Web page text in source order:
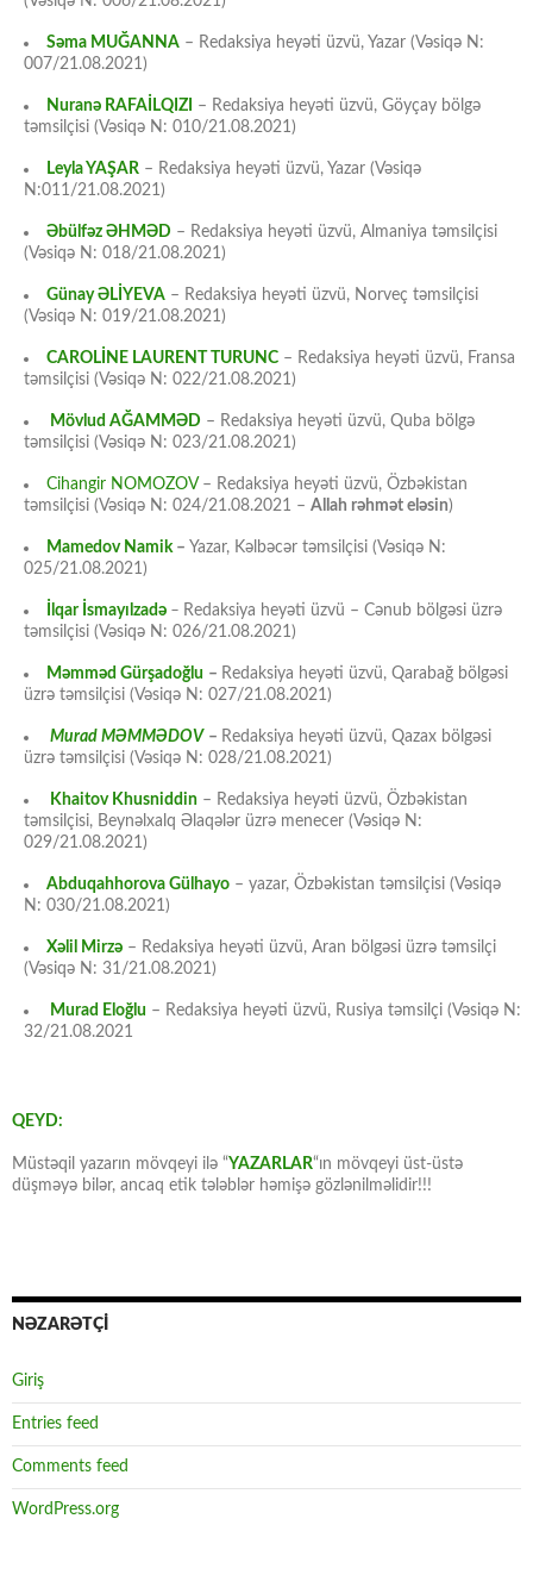
Səma MUĞANNA – Redaksiya heyəti üzvü, Yazar (Vəsiqə N:
007/21.08.2021)
Nuranə RAFAİLQIZI
– Redaksiya heyəti üzvü, Göyçay bölgə
təmsilçisi (Vəsiqə N: 010/21.08.2021)
Leyla YAŞAR – Redaksiya heyəti üzvü, Yazar (Vəsiqə
N:011/21.08.2021)
Əbülfəz ƏHMƏD – Redaksiya heyəti üzvü, Almaniya təmsilçisi
(Vəsiqə N: 018/21.08.2021)
Günay ƏLİYEVA – Redaksiya heyəti üzvü, Norveç təmsilçisi
(Vəsiqə N: 019/21.08.2021)
CAROLİNE LAURENT TURUNC – Redaksiya heyəti üzvü, Fransa
təmsilçisi (Vəsiqə N: 022/21.08.2021)
Mövlud AĞAMMƏD – Redaksiya heyəti üzvü, Quba bölgə
təmsilçisi (Vəsiqə N: 023/21.08.2021)
Cihangir NOMOZOV– Redaksiya heyəti üzvü, Özbəkistan
təmsilçisi (Vəsiqə N: 024/21.08.2021 – Allah rəhmət eləsin)
Mamedov Namik– Yazar, Kəlbəcər təmsilçisi (Vəsiqə N:
025/21.08.2021)
İlqar İsmayılzadə – Redaksiya heyəti üzvü – Cənub bölgəsi üzrə
təmsilçisi (Vəsiqə N: 026/21.08.2021)
Məmməd Gürşadoğlu – Redaksiya heyəti üzvü, Qarabağ bölgəsi
üzrə təmsilçisi (Vəsiqə N: 027/21.08.2021)
Murad MƏMMƏDOV – Redaksiya heyəti üzvü, Qazax bölgəsi
üzrə təmsilçisi (Vəsiqə N: 028/21.08.2021)
Khaitov Khusniddin – Redaksiya heyəti üzvü, Özbəkistan
təmsilçisi, Beynəlxalq Əlaqələr üzrə menecer (Vəsiqə N:
029/21.08.2021)
Abduqahhorova Gülhayo – yazar, Özbəkistan təmsilçisi (Vəsiqə
N: 030/21.08.2021)
Xəlil Mirzə – Redaksiya heyəti üzvü, Aran bölgəsi üzrə təmsilçi
(Vəsiqə N: 31/21.08.2021)
Murad Eloğlu – Redaksiya heyəti üzvü, Rusiya təmsilçi (Vəsiqə N:
32/21.08.2021
QEYD:
Müstəqil yazarın mövqeyi ilə “YAZARLAR“ın mövqeyi üst-üstə
düşməyə bilər, ancaq etik tələblər həmişə gözlənilməlidir!!!
NƏZARƏTÇİ
Giriş
Entries feed
Comments feed
WordPress.org